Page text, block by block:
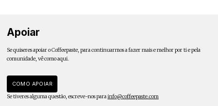
Apoiar
Se quiseres apoiar o Coffeepaste, para continuarmos a fazer mais e melhor por ti e pela
comunidade, vê como aqui.
COMO APOIAR
Se tiveres alguma questão, escreve-nos parainfo@coffeepaste.com